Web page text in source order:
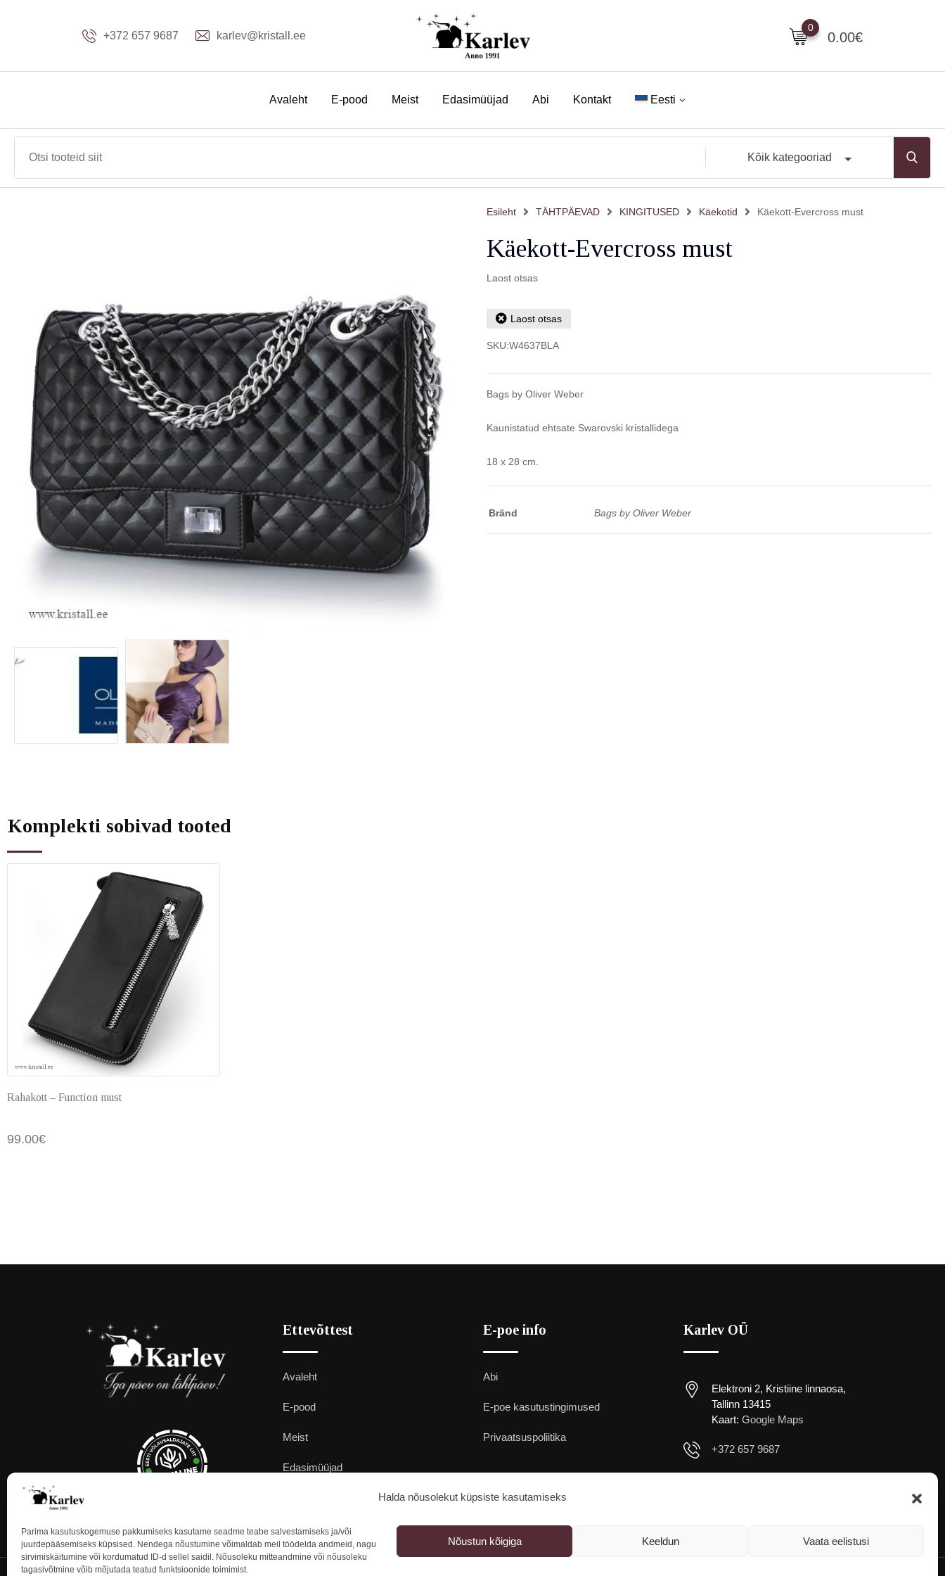
Halda nõusolekut küpsiste kasutamiseks
Parima kasutuskogemuse pakkumiseks kasutame seadme teabe salvestamiseks ja/või
juurdepääsemiseks küpsised. Nendega nõustumine võimaldab meil töödelda andmeid, nagu
sirvimiskäitumine või kordumatud ID-d sellel saidil. Nõusoleku mitteandmine või nõusoleku
tagasivõtmine võib mõjutada teatud funktsioonide toimimist.
Nõustun kõigiga Keeldun Vaata eelistusi
+372 657 9687 karlev@kristall.ee 0.00€
0
Avaleht E-pood Meist Edasimüüjad Abi Kontakt Eesti
Kõik kategooriad
Esileht TÄHTPÄEVAD KINGITUSED Käekotid Käekott-Evercross must
Käekott-Evercross must
Laost otsas
Laost otsas
SKU:W4637BLA
Bags by Oliver Weber
Kaunistatud ehtsate Swarovski kristallidega
18 x 28 cm.
Bränd Bags by Oliver Weber
Komplekti sobivad tooted
Rahakott – Function must
99.00€
Ettevõttest
Avaleht
E-pood
Meist
Edasimüüjad
E-poe info
Abi
E-poe kasutustingimused
Privaatsuspoliitika
Karlev OÜ
Elektroni 2, Kristiine linnaosa,
Tallinn 13415
Kaart: Google Maps
+372 657 9687